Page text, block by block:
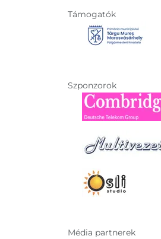
Támogatók
Szponzorok
Média partnerek